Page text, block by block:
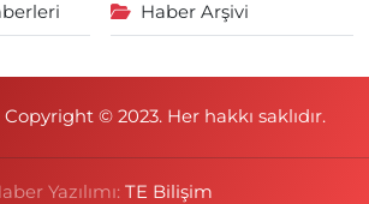
Haber Arşivi
Copyright © 2023. Her hakkı saklıdır.
Yazılımı: TE Bilişim